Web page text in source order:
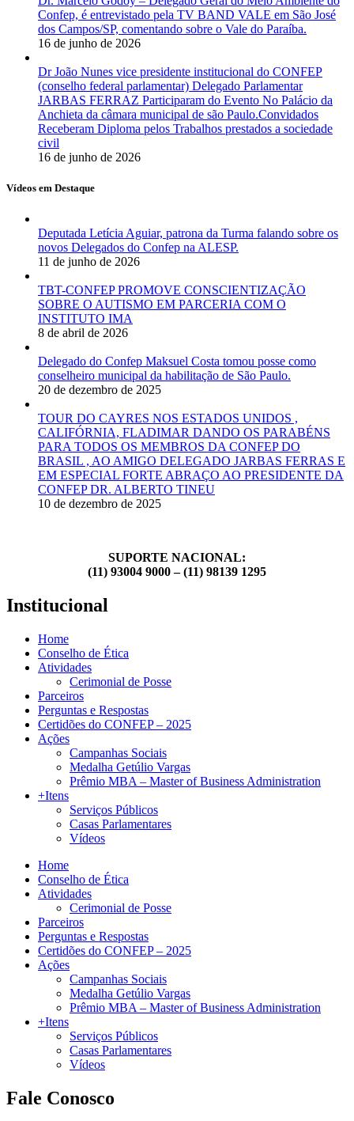
Confep, é entrevistado pela TV BAND VALE em São José
dos Campos/SP, comentando sobre o Vale do Paraíba.
16 de junho de 2026
Dr João Nunes vice presidente institucional do CONFEP
(conselho federal parlamentar) Delegado Parlamentar
JARBAS FERRAZ Participaram do Evento No Palácio da
Anchieta da câmara municipal de são Paulo.Convidados
Receberam Diploma pelos Trabalhos prestados a sociedade
civil
16 de junho de 2026
Vídeos em Destaque
Deputada Letícia Aguiar, patrona da Turma falando sobre os
novos Delegados do Confep na ALESP.
11 de junho de 2026
TBT-CONFEP PROMOVE CONSCIENTIZAÇÃO
SOBRE O AUTISMO EM PARCERIA COM O
INSTITUTO IMA
8 de abril de 2026
Delegado do Confep Maksuel Costa tomou posse como
conselheiro municipal da habilitação de São Paulo.
20 de dezembro de 2025
TOUR DO CAYRES NOS ESTADOS UNIDOS ,
CALIFÓRNIA, FLADIMAR DANDO OS PARABÉNS
PARA TODOS OS MEMBROS DA CONFEP DO
BRASIL , AO AMIGO DELEGADO JARBAS FERRAS E
EM ESPECIAL FORTE ABRAÇO AO PRESIDENTE DA
CONFEP DR. ALBERTO TINEU
10 de dezembro de 2025
SUPORTE NACIONAL:
(11) 93004 9000 – (11) 98139 1295
Institucional
Home
Conselho de Ética
Atividades
Cerimonial de Posse
Parceiros
Perguntas e Respostas
Certidões do CONFEP – 2025
Ações
Campanhas Sociais
Medalha Getúlio Vargas
Prêmio MBA – Master of Business Administration
+Itens
Serviços Públicos
Casas Parlamentares
Vídeos
Home
Conselho de Ética
Atividades
Cerimonial de Posse
Parceiros
Perguntas e Respostas
Certidões do CONFEP – 2025
Ações
Campanhas Sociais
Medalha Getúlio Vargas
Prêmio MBA – Master of Business Administration
+Itens
Serviços Públicos
Casas Parlamentares
Vídeos
Fale Conosco